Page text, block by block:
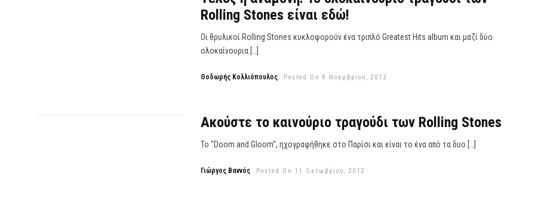
Rolling Stones είναι εδώ!
Οι θρυλικοί Rolling Stones κυκλοφορούν ένα τριπλό Greatest Hits album και μαζί δύο
ολοκαίνουρια […]
Θοδωρής Κολλιόπουλος Posted On 8 Νοεμβρίου, 2012
Ακούστε το καινούριο τραγούδι των Rolling Stones
Το "Doom and Gloom", ηχογραφήθηκε στο Παρίσι και είναι το ένα από τα δυο […]
Γιώργος Βαννός Posted On 11 Οκτωβρίου, 2012